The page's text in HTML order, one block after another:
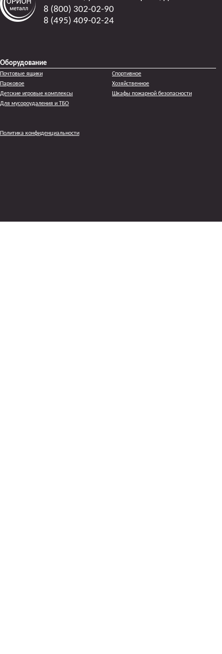
8 (800) 302-02-90
8 (495) 409-02-24
Оборудование
Почтовые ящики
Парковое
Детские игровые комплексы
Для мусороудаления и ТБО
Спортивное
Хозяйственное
Шкафы пожарной безопасности
Политика конфиденциальности